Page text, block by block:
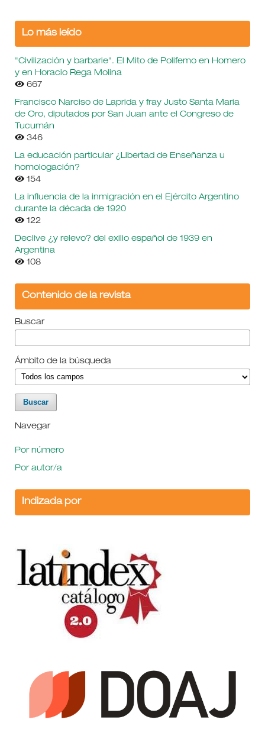
Lo más leído
"Civilización y barbarie". El Mito de Polifemo en Homero
y en Horacio Rega Molina
667
Francisco Narciso de Laprida y fray Justo Santa Maria
de Oro, diputados por San Juan ante el Congreso de
Tucumán
346
La educación particular ¿Libertad de Enseñanza u
homologación?
154
La influencia de la inmigración en el Ejército Argentino
durante la década de 1920
122
Declive ¿y relevo? del exilio español de 1939 en
Argentina
108
Contenido de la revista
Buscar
Ámbito de la búsqueda
Navegar
Por número
Por autor/a
Indizada por